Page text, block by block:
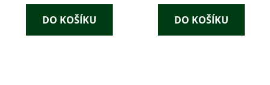
DO KOŠÍKU DO KOŠÍKU